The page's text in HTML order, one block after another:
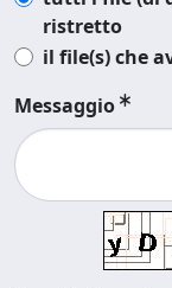
ristretto
il file(s) che
Messaggio